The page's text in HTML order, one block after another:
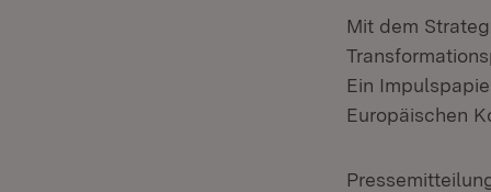
Mit dem
Ein
Europäischen